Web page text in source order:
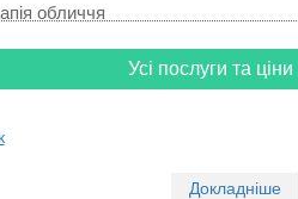
обличчя
Усі послуги та
Докладніше